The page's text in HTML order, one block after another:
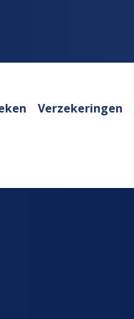
Verzekeringen